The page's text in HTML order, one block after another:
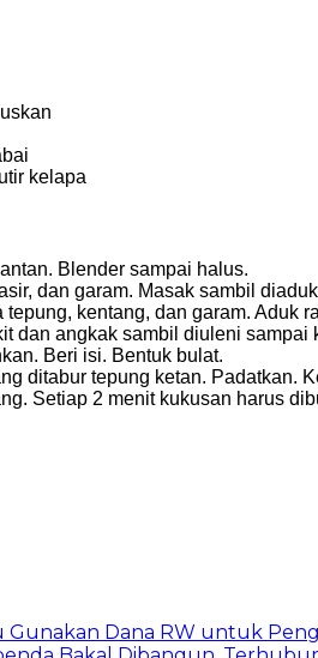
kelapa
Blender sampai halus.
dan garam. Masak sambil
kentang, dan garam. Aduk
dan angkak sambil diuleni sampai
Beri isi. Bentuk bulat.
ditabur tepung ketan.
Setiap 2 menit kukusan harus
Gunakan Dana RW untuk